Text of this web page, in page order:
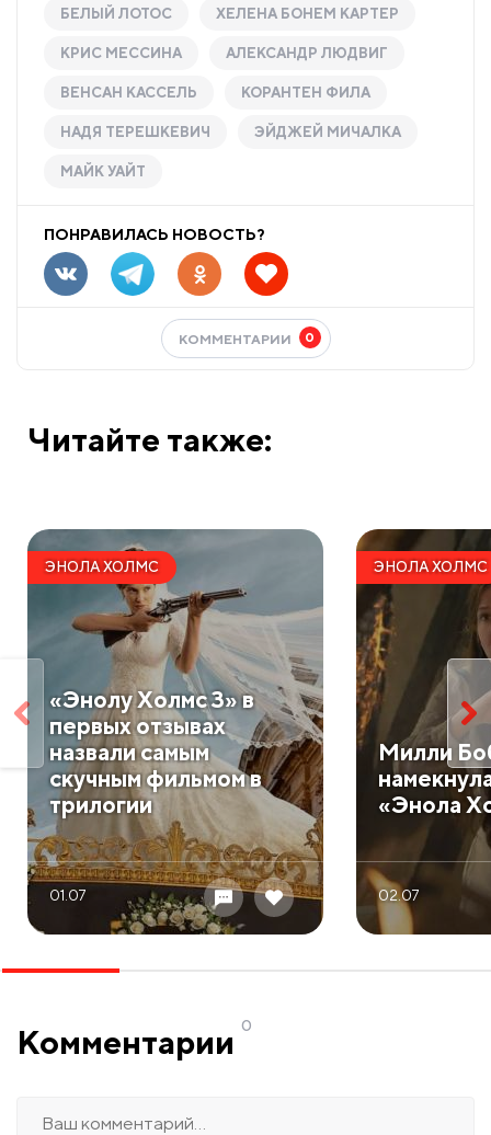
БЕЛЫЙ ЛОТОС ХЕЛЕНА БОНЕМ КАРТЕР
КРИС МЕССИНА АЛЕКСАНДР ЛЮДВИГ
ВЕНСАН КАССЕЛЬ КОРАНТЕН ФИЛА
НАДЯ ТЕРЕШКЕВИЧ ЭЙДЖЕЙ МИЧАЛКА
МАЙК УАЙТ
ПОНРАВИЛАСЬ НОВОСТЬ?
КОММЕНТАРИИ 0
Читайте также:
ЭНОЛА ХОЛМС
«Энолу Холмс 3» в
первых отзывах
назвали самым
скучным фильмом в
трилогии
01.07
ЭНОЛА ХОЛМС
Милли
«Энола
02.07
Комментарии 0